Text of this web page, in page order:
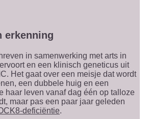
erkenning
in samenwerking met arts in
en een klinisch geneticus uit
Het gaat over een meisje dat wordt
een dubbele huig en een
haar leven vanaf dag één op talloze
maar pas een paar jaar geleden
deficiëntie.